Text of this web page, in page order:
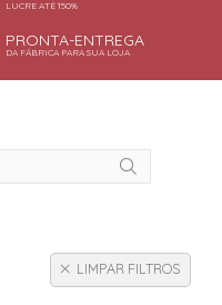
LUCRE ATÉ 150%
PRONTA-ENTREGA
DA FÁBRICA PARA SUA LOJA
LIMPAR FILTROS